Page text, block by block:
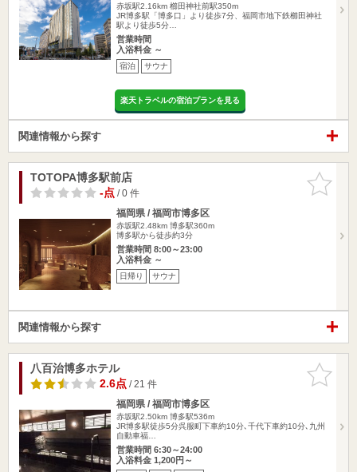
赤坂駅2.16km 櫛田神社前駅350m
JR博多駅「博多口」より徒歩7分、福岡市地下鉄櫛田神社
駅より徒歩5分…
営業時間
入浴料金 ～
宿泊 サウナ
楽天トラベルの宿泊プランを見る
関連情報から探す
お気に入
りに追加
TOTOPA博多駅前店
-点/ 0 件
福岡県 / 福岡市博多区
赤坂駅2.48km 博多駅360m
博多駅から徒歩約3分
営業時間 8:00～23:00
入浴料金 ～
日帰り サウナ
関連情報から探す
お気に入
りに追加
八百治博多ホテル
2.6点/ 21 件
福岡県 / 福岡市博多区
赤坂駅2.50km 博多駅536m
JR博多駅徒歩5分呉服町下車約10分､千代下車約10分､九州
自動車福…
営業時間 6:30～24:00
入浴料金 1,200円～